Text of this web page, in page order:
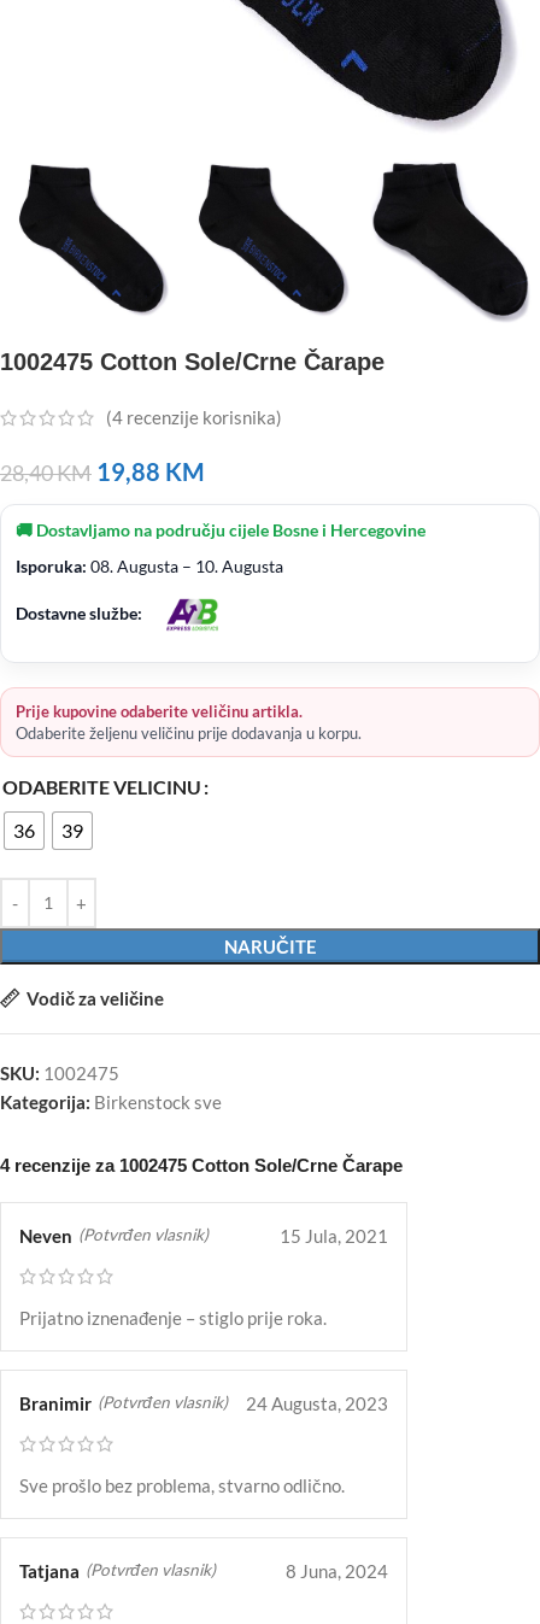
1002475 Cotton Sole/Crne Čarape
(4 recenzije korisnika)
28,40KM 19,88 KM
🚚 Dostavljamo na području cijele Bosne i Hercegovine
Isporuka: 08. Augusta – 10. Augusta
Dostavne službe:
Prije kupovine odaberite veličinu artikla.
Odaberite željenu veličinu prije dodavanja u korpu.
ODABERITE VELICINU
36
39
NARUČITE
Vodič za veličine
SKU: 1002475
Kategorija: Birkenstock sve
4 recenzije za 1002475 Cotton Sole/Crne Čarape
Neven (Potvrđen vlasnik) 15 Jula, 2021
Prijatno iznenađenje – stiglo prije roka.
Branimir (Potvrđen vlasnik) 24 Augusta, 2023
Sve prošlo bez problema, stvarno odlično.
Tatjana (Potvrđen vlasnik) 8 Juna, 2024